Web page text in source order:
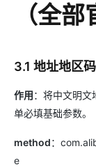
（全部
3.1 地址地区
作用：将中文明
单必填基础参数。
method：
e